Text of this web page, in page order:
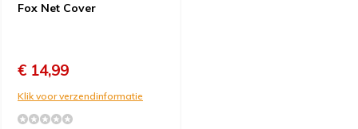
Fox Net Cover
€ 14,99
Klik voor verzendinformatie